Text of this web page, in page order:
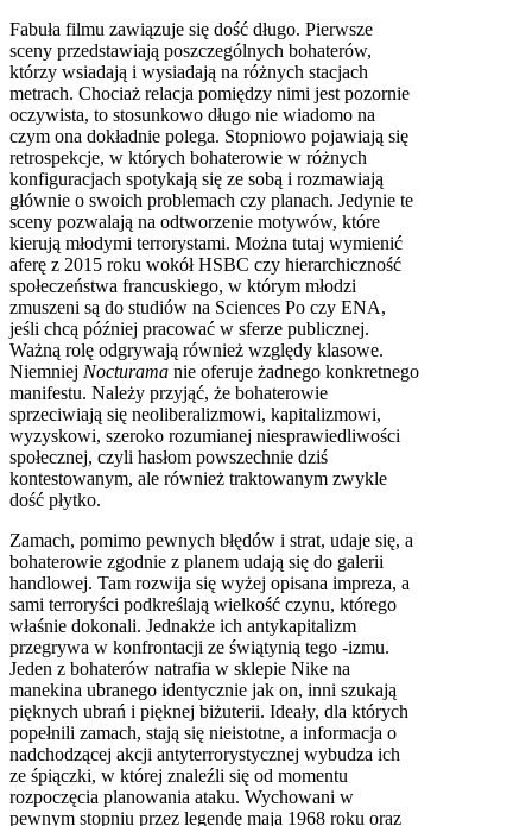
Fabuła filmu zawiązuje się dość długo. Pierwsze
sceny przedstawiają poszczególnych bohaterów,
którzy wsiadają i wysiadają na różnych stacjach
metrach. Chociaż relacja pomiędzy nimi jest pozornie
oczywista, to stosunkowo długo nie wiadomo na
czym ona dokładnie polega. Stopniowo pojawiają się
retrospekcje, w których bohaterowie w różnych
konfiguracjach spotykają się ze sobą i rozmawiają
głównie o swoich problemach czy planach. Jedynie te
sceny pozwalają na odtworzenie motywów, które
kierują młodymi terrorystami. Można tutaj wymienić
aferę z 2015 roku wokół HSBC czy hierarchiczność
społeczeństwa francuskiego, w którym młodzi
zmuszeni są do studiów na Sciences Po czy ENA,
jeśli chcą później pracować w sferze publicznej.
Ważną rolę odgrywają również względy klasowe.
Niemniej Nocturama nie oferuje żadnego konkretnego
manifestu. Należy przyjąć, że bohaterowie
sprzeciwiają się neoliberalizmowi, kapitalizmowi,
wyzyskowi, szeroko rozumianej niesprawiedliwości
społecznej, czyli hasłom powszechnie dziś
kontestowanym, ale również traktowanym zwykle
dość płytko.
Zamach, pomimo pewnych błędów i strat, udaje się, a
bohaterowie zgodnie z planem udają się do galerii
handlowej. Tam rozwija się wyżej opisana impreza, a
sami terroryści podkreślają wielkość czynu, którego
właśnie dokonali. Jednakże ich antykapitalizm
przegrywa w konfrontacji ze świątynią tego -izmu.
Jeden z bohaterów natrafia w sklepie Nike na
manekina ubranego identycznie jak on, inni szukają
pięknych ubrań i pięknej biżuterii. Ideały, dla których
popełnili zamach, stają się nieistotne, a informacja o
nadchodzącej akcji antyterrorystycznej wybudza ich
ze śpiączki, w której znaleźli się od momentu
rozpoczęcia planowania ataku. Wychowani w
pewnym stopniu przez legendę maja 1968 roku oraz